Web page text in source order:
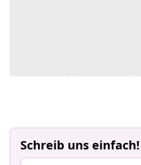
Schreib uns einfach!